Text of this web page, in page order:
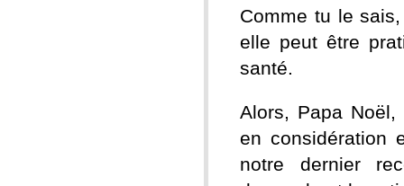
Comme tu le
elle peut être
santé.
Alors, Papa
en considération
notre dernier